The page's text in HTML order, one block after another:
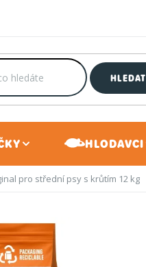
HLEDAT
HLODAVCI
pro střední psy s krůtím 12 kg